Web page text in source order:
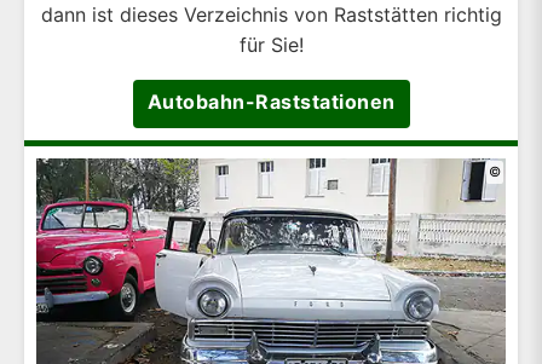
dann ist dieses Verzeichnis von Raststätten richtig
für Sie!
Autobahn-Raststationen
©